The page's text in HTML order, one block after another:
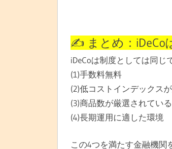
✍️ まとめ：iDeCo
iDeCoは制度としては同じ
(1)手数料無料
(2)低コストインデックス
(3)商品数が厳選されている
(4)長期運用に適した環境
この4つを満たす金融機関